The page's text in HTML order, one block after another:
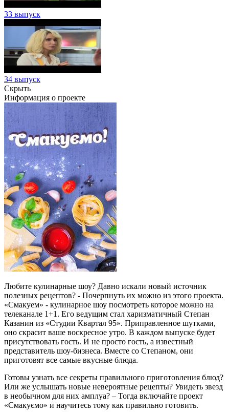
33 выпуск
34 выпуск
Скрыть
Информация о проекте
Любите кулинарные шоу? Давно искали новый источник
полезных рецептов? - Почерпнуть их можно из этого проекта.
«Смакуем» - кулинарное шоу посмотреть которое можно на
телеканале 1+1. Его ведущим стал харизматичный Степан
Казанин из «Студии Квартал 95». Приправленное шутками,
оно скрасит ваше воскресное утро. В каждом выпуске будет
присутствовать гость. И не просто гость, а известный
представитель шоу-бизнеса. Вместе со Степаном, они
приготовят все самые вкусные блюда.
Готовы узнать все секреты правильного приготовления блюд?
Или же услышать новые невероятные рецепты? Увидеть звезд
в необычном для них амплуа? – Тогда включайте проект
«Смакуємо» и научитесь тому как правильно готовить.